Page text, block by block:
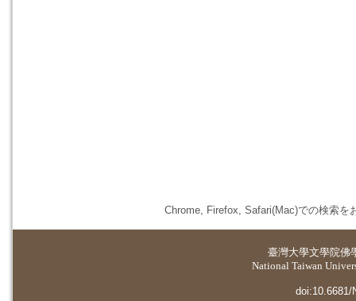
Chrome, Firefox, Safari(Mac)での検索を
臺灣大學文學院佛
National Taiwan
doi:10.6681/